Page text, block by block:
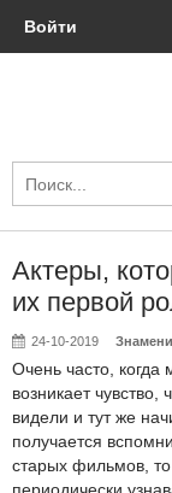
Войти
Актеры,
их первой
24-10-2019
Очень часто,
возникает чувство,
видели и тут же
получается
старых фильмов, то